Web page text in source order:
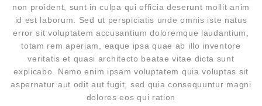
non proident, sunt in culpa qui officia deserunt mollit anim
id est laborum. Sed ut perspiciatis unde omnis iste natus
error sit voluptatem accusantium doloremque laudantium,
totam rem aperiam, eaque ipsa quae ab illo inventore
veritatis et quasi architecto beatae vitae dicta sunt
explicabo. Nemo enim ipsam voluptatem quia voluptas sit
aspernatur aut odit aut fugit, sed quia consequuntur magni
dolores eos qui ration